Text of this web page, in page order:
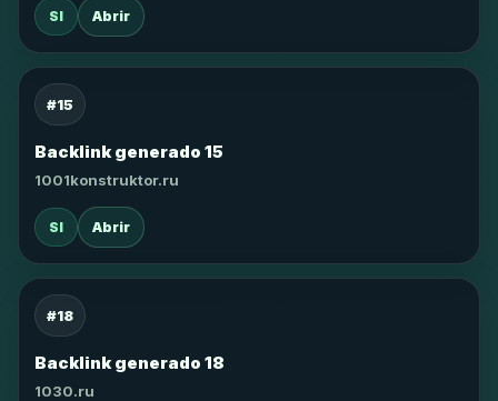
SI Abrir
#15
Backlink generado 15
1001konstruktor.ru
SI Abrir
#18
Backlink generado 18
1030.ru